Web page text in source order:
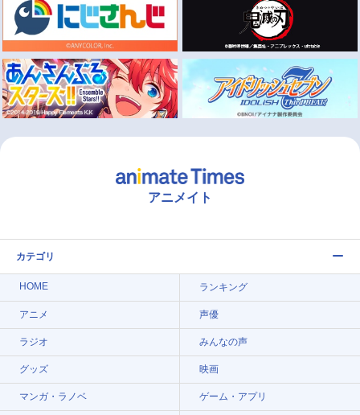
アニメイト
カテゴリ
HOME ランキング
アニメ 声優
ラジオ みんなの声
グッズ 映画
マンガ・ラノベ ゲーム・アプリ